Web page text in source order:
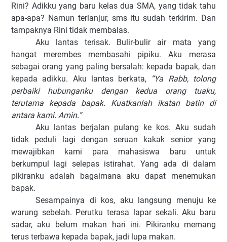
Rini? Adikku yang baru kelas dua SMA, yang tidak tahu
apa-apa? Namun terlanjur, sms itu sudah terkirim. Dan
tampaknya Rini tidak membalas.
Aku lantas terisak. Bulir-bulir air mata yang
hangat merembes membasahi pipiku. Aku merasa
sebagai orang yang paling bersalah: kepada bapak, dan
kepada adikku. Aku lantas berkata,
“Ya Rabb, tolong
perbaiki hubunganku dengan kedua orang tuaku,
terutama kepada bapak. Kuatkanlah ikatan batin di
antara kami. Amin.”
Aku lantas berjalan pulang ke kos. Aku sudah
tidak peduli lagi dengan seruan kakak senior yang
mewajibkan kami para mahasiswa baru untuk
berkumpul lagi selepas istirahat. Yang ada di dalam
pikiranku adalah bagaimana aku dapat menemukan
bapak.
Sesampainya di kos, aku langsung menuju ke
warung sebelah. Perutku terasa lapar sekali. Aku baru
sadar, aku belum makan hari ini. Pikiranku memang
terus terbawa kepada bapak, jadi lupa makan.